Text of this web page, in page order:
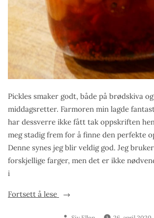
Pickles smaker godt, både på brødskiva
middagsretter. Farmoren min lagde
har dessverre ikke fått tak oppskriften
meg stadig frem for å finne den perfekte
Denne synes jeg blir veldig god. Jeg
forskjellige farger, men det er ikke
i
Fortsett å lese «Pickles»
Skrevet